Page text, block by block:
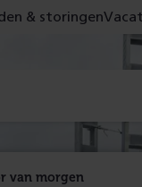
van morgen
& storingen